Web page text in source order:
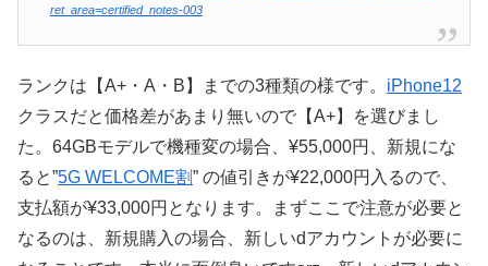
ret_area=certified_notes-003
ランクは【A+・A・B】までの3種類の様です。 iPhone12
クラスだと価格差があまり無いので【A+】を選びまし
た。64GBモデルで機種変の場合、¥55,000円、新規にな
ると”5G WELCOME割” の値引きが¥22,000円入るので、
支払額が¥33,000円となります。まずここで注意が必要と
なるのは、新規購入の場合、新しいdアカウントが必要に